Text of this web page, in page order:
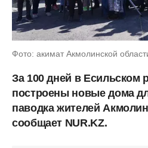
Фото: акимат Акмолинской
За 100 дней в Есильском
построены новые дома
паводка жителей
сообщает NUR.KZ.